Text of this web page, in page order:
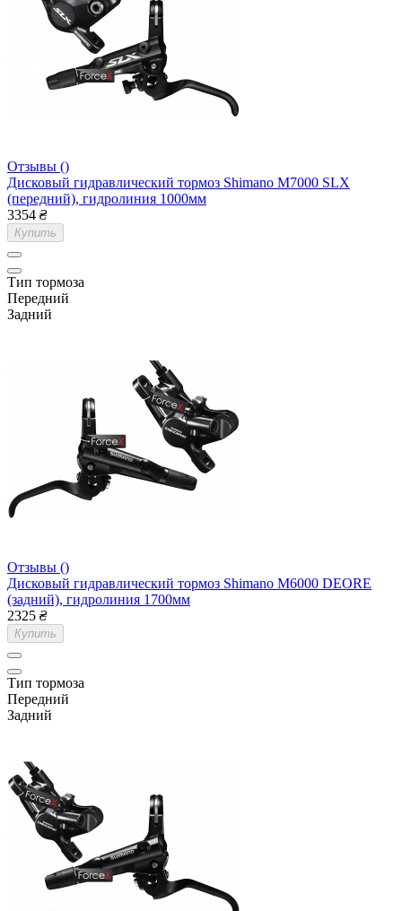
Отзывы ()
Дисковый гидравлический тормоз Shimano M7000 SLX
(передний), гидролиния 1000мм
3354 ₴
Купить
Тип тормоза
Передний
Задний
Отзывы ()
Дисковый гидравлический тормоз Shimano M6000 DEORE
(задний), гидролиния 1700мм
2325 ₴
Купить
Тип тормоза
Передний
Задний